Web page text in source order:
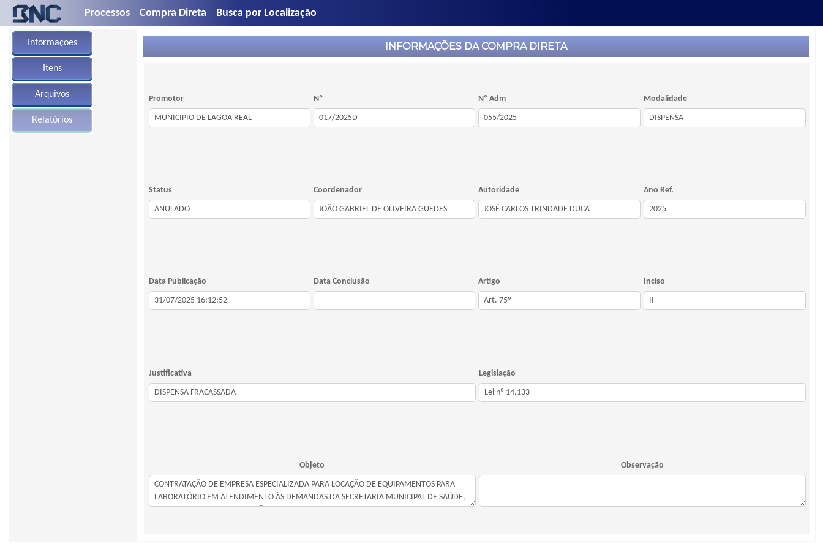
Processos Compra Direta Busca por Localização
Informações
Itens
Arquivos
Relatórios
INFORMAÇÕES DA COMPRA DIRETA
Promotor Nº Nº Adm Modalidade
Status Coordenador Autoridade Ano Ref.
Data Publicação Data Conclusão Artigo Inciso
Justificativa Legislação
Objeto Observação